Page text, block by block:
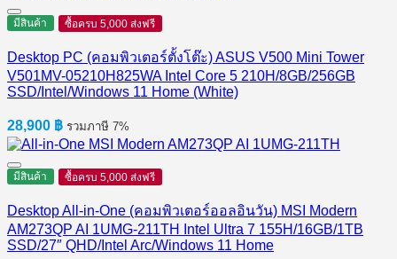
มีสินค้า ซื้อครบ 5,000 ส่งฟรี
Desktop PC (คอมพิวเตอร์ตั้งโต๊ะ) ASUS V500 Mini Tower
V501MV-05210H825WA Intel Core 5 210H/8GB/256GB
SSD/Intel/Windows 11 Home (White)
28,900 ฿ รวมภาษี 7%
มีสินค้า ซื้อครบ 5,000 ส่งฟรี
Desktop All-in-One (คอมพิวเตอร์ออลอินวัน) MSI Modern
AM273QP AI 1UMG-211TH Intel Ultra 7 155H/16GB/1TB
SSD/27″ QHD/Intel Arc/Windows 11 Home